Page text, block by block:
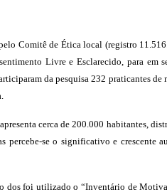
Comitê de Ética local (registro
Livre e Esclarecido, para
da pesquisa 232 praticantes
cerca de 200.000 habitantes,
percebe-se o significativo e crescente
dos foi utilizado o “Inventário de